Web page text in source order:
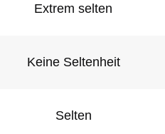
Extrem selten
Keine Seltenheit
Selten